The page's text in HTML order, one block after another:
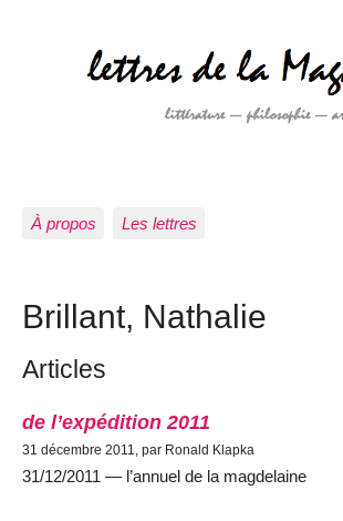
À propos Les lettres
Brillant, Nathalie
Articles
de l’expédition 2011
31 décembre 2011, par Ronald Klapka
31/12/2011 — l’annuel de la magdelaine